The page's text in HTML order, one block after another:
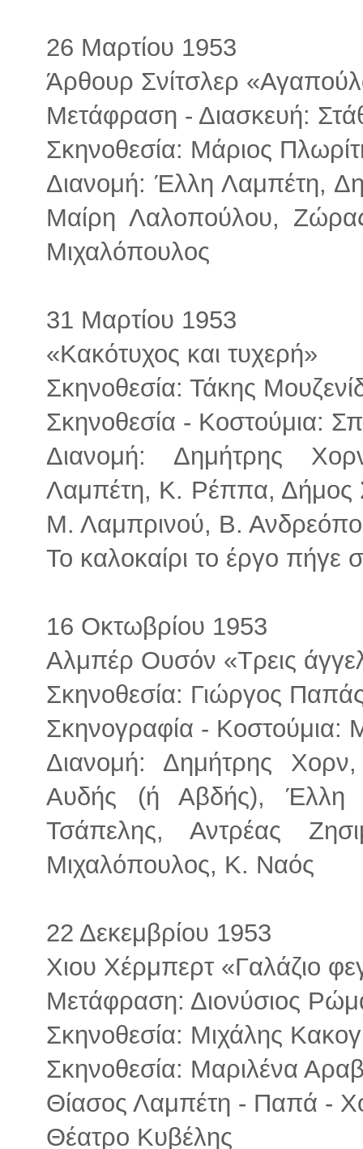
26 Μαρτίου 1953
Άρθουρ Σνίτσλερ
Μετάφραση - Διασκευή:
Σκηνοθεσία: Μάριος
Διανομή: Έλλη Λαμπέτη,
Μαίρη Λαλοπούλου,
Μιχαλόπουλος
31 Μαρτίου 1953
«Κακότυχος και τυχερή»
Σκηνοθεσία: Τάκης
Σκηνοθεσία - Κοστούμια:
Διανομή: Δημήτρης
Λαμπέτη, Κ. Ρέππα, Δήμος
Μ. Λαμπρινού, Β.
Το καλοκαίρι το έργο πήγε
16 Οκτωβρίου 1953
Αλμπέρ Ουσόν «Τρεις
Σκηνοθεσία: Γιώργος
Σκηνογραφία - Κοστούμια:
Διανομή: Δημήτρης
Αυδής (ή Αβδής), Έλλη
Τσάπελης, Αντρέας
Μιχαλόπουλος, Κ. Ναός
22 Δεκεμβρίου 1953
Χιου Χέρμπερτ «Γαλάζιο
Μετάφραση: Διονύσιος
Σκηνοθεσία: Μιχάλης
Σκηνοθεσία: Μαριλένα
Θίασος Λαμπέτη - Παπά -
Θέατρο Κυβέλης